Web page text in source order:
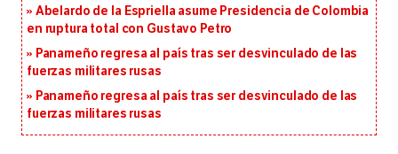
Abelardo de la Espriella asume Presidencia de Colombia
en ruptura total con Gustavo Petro
Panameño regresa al país tras ser desvinculado de las
fuerzas militares rusas
Panameño regresa al país tras ser desvinculado de las
fuerzas militares rusas